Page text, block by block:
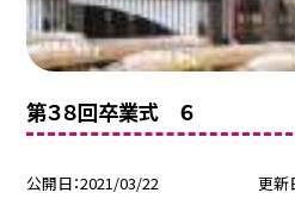
第３８回卒業式 ６
公開日 2021/03/22 更新